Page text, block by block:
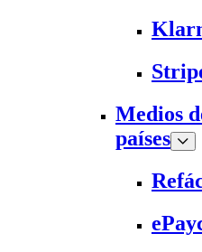
Medios
países